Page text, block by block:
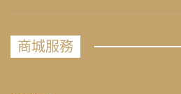
商城服務